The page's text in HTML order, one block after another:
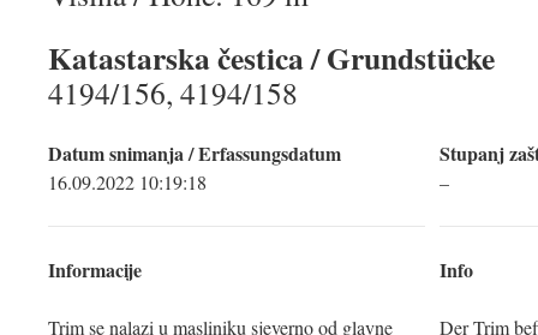
Katastarska čestica / Grundstücke
4194/156, 4194/158
Datum snimanja / Erfassungsdatum
16.09.2022 10:19:18
Informacije
Trim se nalazi u masliniku sjeverno od glavne
Stupanj
–
Info
Der Trim